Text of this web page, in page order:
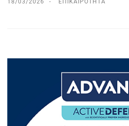
18/03/2026 ΕΠΙΚΑΙΡΌΤΗΤΑ